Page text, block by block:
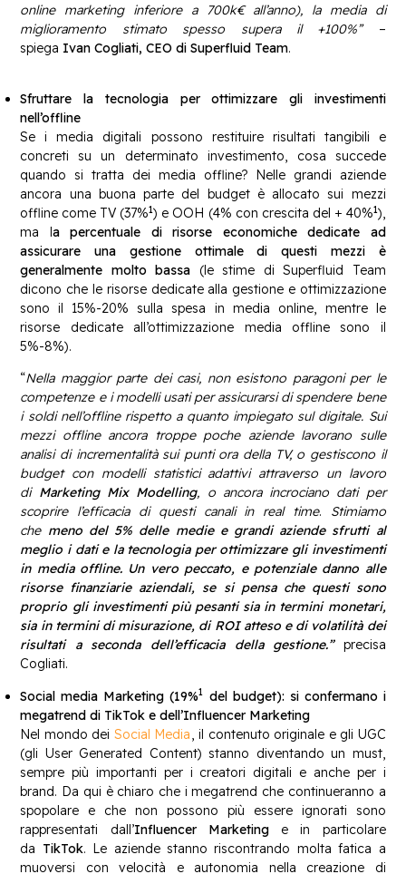
online marketing inferiore a 700k€ all’anno), la media di
miglioramento stimato spesso supera il +100%”–
spiega Ivan Cogliati, CEO di Superfluid Team.
Sfruttare la tecnologia per ottimizzare gli investimenti
nell’offline
Se i media digitali possono restituire risultati tangibili e
concreti su un determinato investimento, cosa succede
quando si tratta dei media offline? Nelle grandi aziende
ancora una buona parte del budget è allocato sui mezzi
offline come TV (37%1) e OOH (4% con crescita del + 40%1),
ma la percentuale di risorse economiche dedicate ad
assicurare una gestione ottimale di questi mezzi è
generalmente molto bassa (le stime di Superfluid Team
dicono che le risorse dedicate alla gestione e ottimizzazione
sono il 15%-20% sulla spesa in media online, mentre le
risorse dedicate all’ottimizzazione media offline sono il
5%-8%).
“Nella maggior parte dei casi, non esistono paragoni per le
competenze e i modelli usati per assicurarsi di spendere bene
i soldi nell’offline rispetto a quanto impiegato sul digitale. Sui
mezzi offline ancora troppe poche aziende lavorano sulle
analisi di incrementalità sui punti ora della TV, o gestiscono il
budget con modelli statistici adattivi attraverso un lavoro
di Marketing Mix Modelling, o ancora incrociano dati per
scoprire l’efficacia di questi canali in real time. Stimiamo
chemeno del 5% delle medie e grandi aziende sfrutti al
meglio i dati e la tecnologia per ottimizzare gli investimenti
in media offline. Un vero peccato, e potenziale danno alle
risorse finanziarie aziendali, se si pensa che questi sono
proprio gli investimenti più pesanti sia in termini monetari,
sia in termini di misurazione, di ROI atteso e di volatilità dei
risultati a seconda dell’efficacia della gestione.”precisa
Cogliati.
Social media Marketing (19%1 del budget): si confermano i
megatrend di TikTok e dell’Influencer Marketing
Nel mondo dei Social Media, il contenuto originale e gli UGC
(gli User Generated Content) stanno diventando un must,
sempre più importanti per i creatori digitali e anche per i
brand. Da qui è chiaro che i megatrend che continueranno a
spopolare e che non possono più essere ignorati sono
rappresentati dall’Influencer Marketinge in particolare
da TikTok. Le aziende stanno riscontrando molta fatica a
muoversi con velocità e autonomia nella creazione di